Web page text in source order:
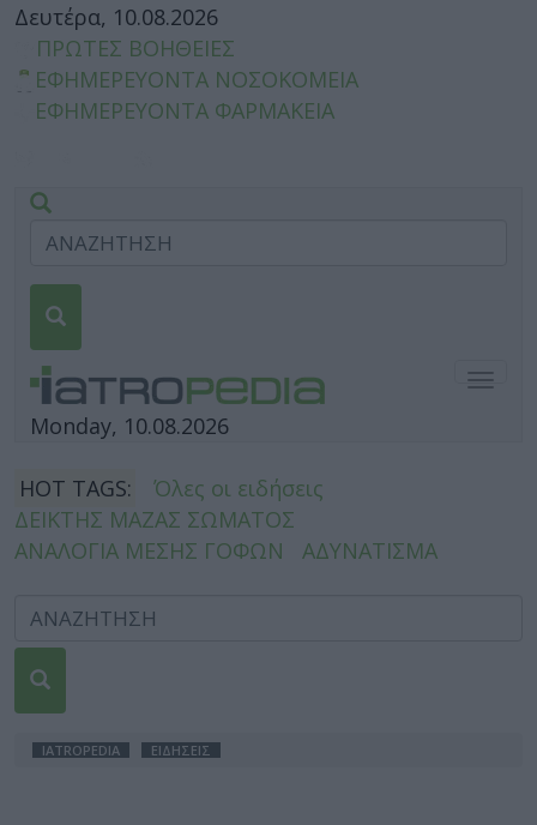
Δευτέρα, 10.08.2026
ΠΡΩΤΕΣ ΒΟΗΘΕΙΕΣ
ΕΦΗΜΕΡΕΥΟΝΤΑ ΝΟΣΟΚΟΜΕΙΑ
ΕΦΗΜΕΡΕΥΟΝΤΑ ΦΑΡΜΑΚΕΙΑ
Monday, 10.08.2026
HOT TAGS:
Όλες οι ειδήσεις
ΔΕΙΚΤΗΣ ΜΑΖΑΣ ΣΩΜΑΤΟΣ
ΑΝΑΛΟΓΙΑ ΜΕΣΗΣ ΓΟΦΩΝ
ΑΔΥΝΑΤΙΣΜΑ
IATROPEDIA ΕΙΔΗΣΕΙΣ